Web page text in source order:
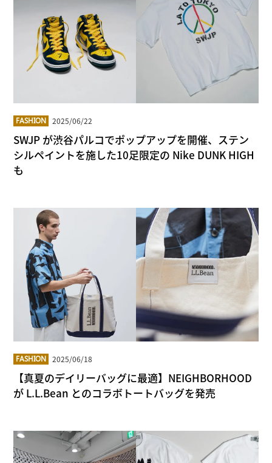
FASHION 2025/06/22
SWJP が渋谷パルコでポップアップを開催、ステン
シルペイントを施した10足限定の Nike DUNK HIGH
も
FASHION 2025/06/18
【真夏のデイリーバッグに最適】NEIGHBORHOOD
が L.L.Bean とのコラボトートバッグを発売